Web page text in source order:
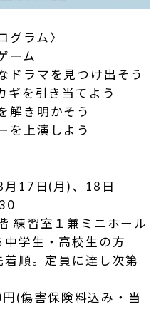
グラム〉
ーム
ラマを見つけ出そう
を引き当てよう
解き明かそう
を上演しよう
月17日(月)、18日
30
練習室１兼ミニホール
学生・高校生の方
順。定員に達し次第
(傷害保険料込み・当